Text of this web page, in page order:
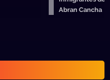
Abran Cancha